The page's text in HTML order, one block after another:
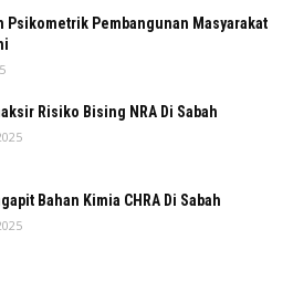
Psikometrik Pembangunan Masyarakat
Risiko Bising NRA Di Sabah
Bahan Kimia CHRA Di Sabah